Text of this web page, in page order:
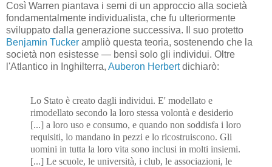
Così Warren piantava i semi di un approccio alla società
fondamentalmente individualista, che fu ulteriormente
sviluppato dalla generazione successiva. Il suo protetto
Benjamin Tucker ampliò questa teoria, sostenendo che la
società non esistesse — bensì solo gli individui. Oltre
l'Atlantico in Inghilterra, Auberon Herbertdichiarò:
Lo Stato è creato dagli individui. E' modellato e
rimodellato secondo la loro stessa volontà e desiderio
[...] a loro uso e consumo, e quando non soddisfa i loro
requisiti, lo mandano in pezzi e lo ricostruiscono. Gli
uomini in tutta la loro vita sono inclusi in molti insiemi.
[...] Le scuole, le università, i club, le associazioni, le